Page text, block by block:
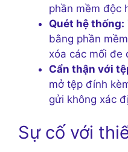
phần mềm độc
Quét hệ thống:
bằng phần
xóa các mối đe
Cẩn thận với
mở tệp đính
gửi không xác
Sự cố với